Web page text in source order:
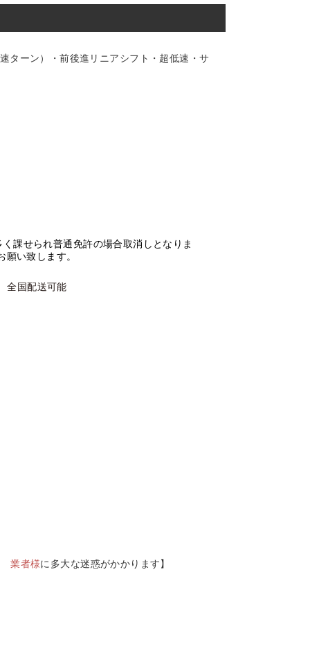
ーン）・前後進リニアシフト・超低速・サ
く課せられ普通免許の場合取消しとなりま
願い致します。
国配送可能
業者様に多大な迷惑がかかります】